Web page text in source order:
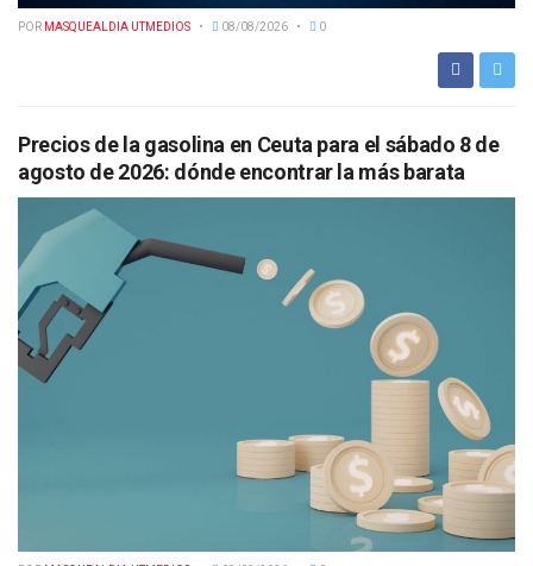
POR MASQUEALDIA UTMEDIOS 08/08/2026 0
Precios de la gasolina en Ceuta para el sábado 8 de
agosto de 2026: dónde encontrar la más barata